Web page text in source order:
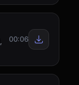
00:06